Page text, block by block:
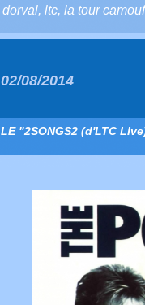
dorval, ltc, la tour
02/08/2014
LE "2SONGS2 (d'LTC